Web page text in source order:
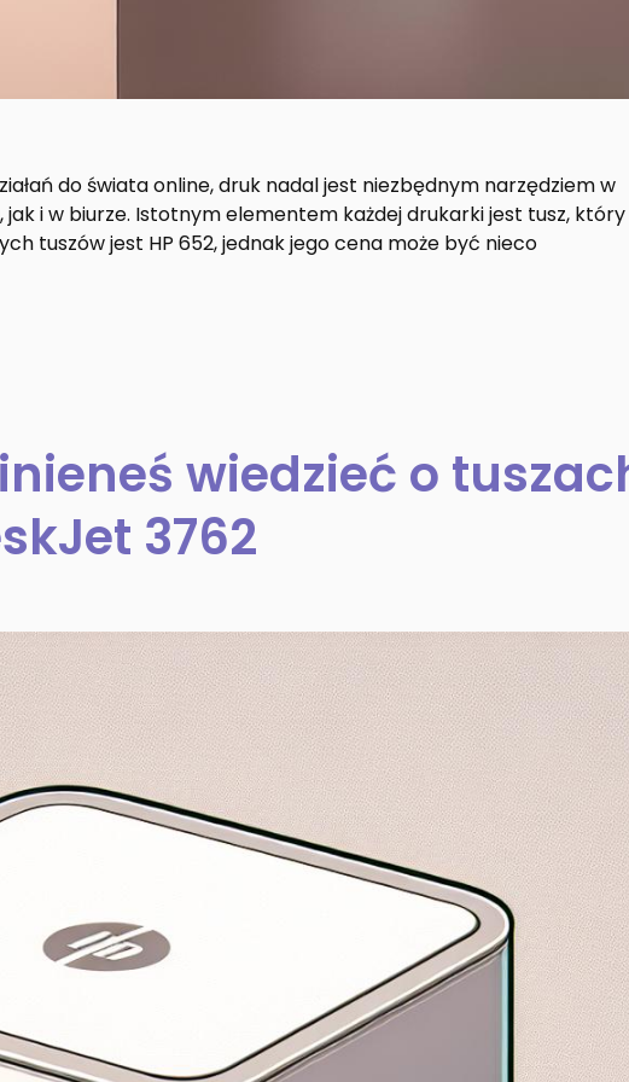
do świata online, druk nadal jest niezbędnym narzędziem w
i w biurze. Istotnym elementem każdej drukarki jest tusz, który
tuszów jest HP 652, jednak jego cena może być nieco
wiedzieć o
3762